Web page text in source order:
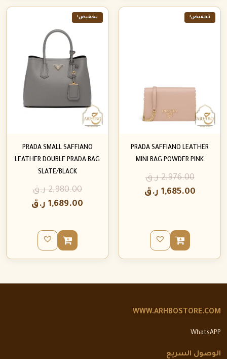
تخفيض!
PRADA SAFFIANO LEATHER
MINI BAG POWDER PINK
2,976.00 ر.ق
1,685.00 ر.ق
تخفيض!
PRADA SMALL SAFFIANO
LEATHER DOUBLE PRADA BAG
SLATE/BLACK
2,980.00 ر.ق
1,689.00 ر.ق
WWW.ARHBOSTORE.COM
WhatsAPP
الوصول السريع